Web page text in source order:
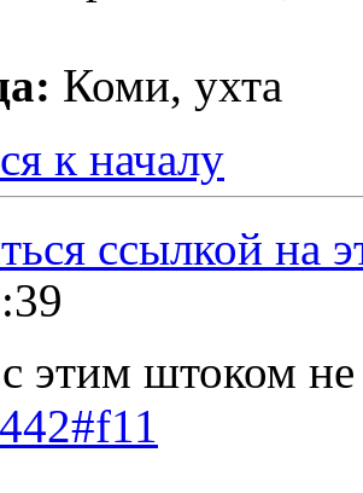
Коми, ухта
к началу
этим штоком